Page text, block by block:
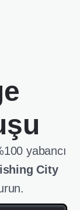
yabancı
City